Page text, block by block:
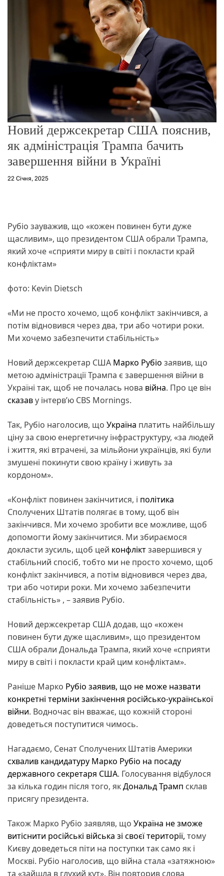
и
м
у
Новий держсекретар США пояснив,
як адміністрація Трампа бачить
завершення війни в Україні
22 Січня, 2025
Рубіо зауважив, що «кожен повинен бути дуже
щасливим», що президентом США обрали Трампа,
який хоче «сприяти миру в світі і покласти край
конфліктам»
фото: Kevin Dietsch
«Ми не просто хочемо, щоб конфлікт закінчився, а
потім відновився через два, три або чотири роки.
Ми хочемо забезпечити стабільність»
Новий держсекретар США Марко Рубіо заявив, що
метою адміністрації Трампа є завершення війни в
Україні так, щоб не почалась нова війна. Про це він
сказаву інтерв’ю СBS Mornings.
Так, Рубіо наголосив, що Україна платить найбільшу
ціну за свою енергетичну інфраструктуру, «за людей
і життя, які втрачені, за мільйони українців, які були
змушені покинути свою країну і живуть за
кордоном».
«Конфлікт повинен закінчитися, і політика
Сполучених Штатів полягає в тому, щоб він
закінчився. Ми хочемо зробити все можливе, щоб
допомогти йому закінчитися. Ми збираємося
докласти зусиль, щоб цей конфліктзавершився у
стабільний спосіб, тобто ми не просто хочемо, щоб
конфлікт закінчився, а потім відновився через два,
три або чотири роки. Ми хочемо забезпечити
стабільність» , – заявив Рубіо.
Новий держсекретар США додав, що «кожен
повинен бути дуже щасливим», що президентом
США обрали Дональда Трампа, який хоче «сприяти
миру в світі і покласти край цим конфліктам».
Раніше Марко Рубіо заявив, що не може назвати
конкретні терміни закінчення російсько-української
війни. Водночас він вважає, що кожній стороні
доведеться поступитися чимось.
Нагадаємо, Сенат Сполучених Штатів Америки
схвалив кандидатуру Марко Рубіо на посаду
державного секретаря США. Голосування відбулося
за кілька годин після того, якДональд Трамп склав
присягу президента.
Також Марко Рубіо заявляв, що Україна не зможе
витіснити російські війська зі своєї території, тому
Києву доведеться піти на поступки так само як і
Москві. Рубіо наголосив, що війна стала «затяжною»
та «зайшла в глухий кут». Він повторив слова